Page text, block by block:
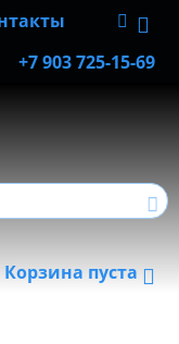
+7 903 725-15-69
Корзина пуста